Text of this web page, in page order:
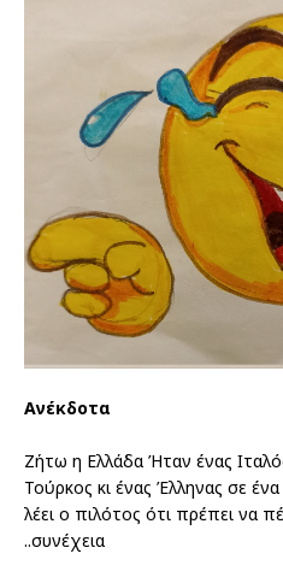
Ανέκδοτα
Ζήτω η Ελλάδα Ήταν ένας
Τούρκος κι ένας Έλληνας σε
λέει ο πιλότος ότι πρέπει να
..συνέχεια